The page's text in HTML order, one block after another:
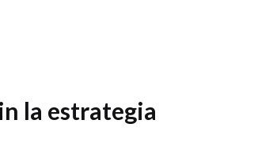
la estrategia